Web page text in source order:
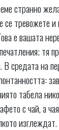
странно
тревожете и
е вашата
тя
В средата на
табела
с чай, а
изглеждат.